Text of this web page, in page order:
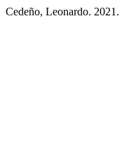
Cedeño, Leonardo.